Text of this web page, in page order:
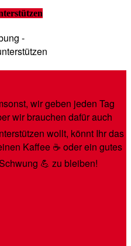
-
wir geben jeden Tag
wir brauchen dafür auch
wollt, könnt Ihr das
Kaffee ☕️ oder ein gutes
💪 zu bleiben!